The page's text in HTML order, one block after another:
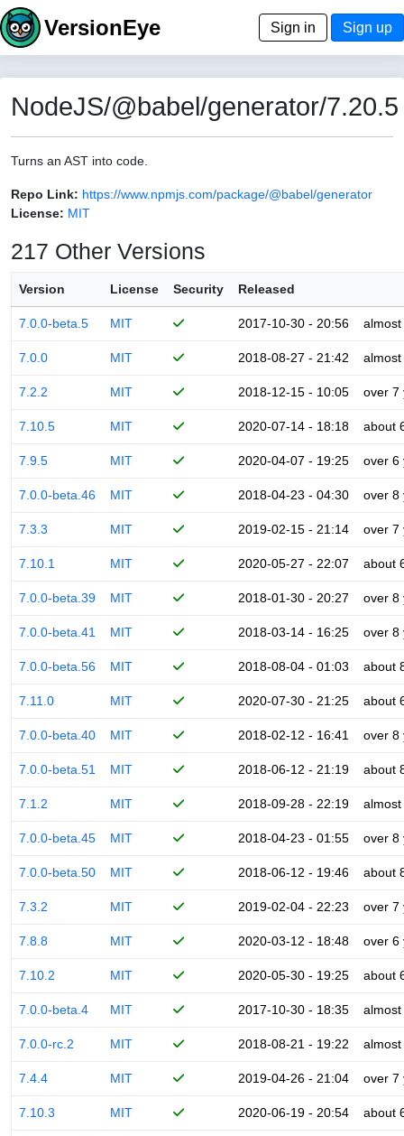
VersionEye Sign in Sign up
NodeJS/@babel/generator/7.20.5
Turns an AST into code.
Repo Link: https://www.npmjs.com/package/@babel/generator
License: MIT
217 Other Versions
Version License Security Released
7.0.0-beta.5 MIT 2017-10-30 - 20:56
7.0.0 MIT 2018-08-27 - 21:42
7.2.2 MIT 2018-12-15 - 10:05 over 7
7.10.5 MIT 2020-07-14 - 18:18 about
7.9.5 MIT 2020-04-07 - 19:25 over 6
7.0.0-beta.46 MIT 2018-04-23 - 04:30 over 8
7.3.3 MIT 2019-02-15 - 21:14 over 7
7.10.1 MIT 2020-05-27 - 22:07 about
7.0.0-beta.39 MIT 2018-01-30 - 20:27 over 8
7.0.0-beta.41 MIT 2018-03-14 - 16:25 over 8
7.0.0-beta.56 MIT 2018-08-04 - 01:03 about
7.11.0 MIT 2020-07-30 - 21:25 about
7.0.0-beta.40 MIT 2018-02-12 - 16:41 over 8
7.0.0-beta.51 MIT 2018-06-12 - 21:19 about
7.1.2 MIT 2018-09-28 - 22:19
7.0.0-beta.45 MIT 2018-04-23 - 01:55 over 8
7.0.0-beta.50 MIT 2018-06-12 - 19:46 about
7.3.2 MIT 2019-02-04 - 22:23 over 7
7.8.8 MIT 2020-03-12 - 18:48 over 6
7.10.2 MIT 2020-05-30 - 19:25 about
7.0.0-beta.4 MIT 2017-10-30 - 18:35
7.0.0-rc.2 MIT 2018-08-21 - 19:22
7.4.4 MIT 2019-04-26 - 21:04 over 7
7.10.3 MIT 2020-06-19 - 20:54 about